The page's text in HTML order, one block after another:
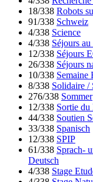
18/338 Robots
91/338 Schweiz
4/338 Science
4/338 Séjours
12/338 Séjours
26/338 Séjours
10/338 Semaine
8/338 Solidaire /
276/338 Sommer
12/338 Sortie du
44/338 Soutien
33/338 Spanisch
12/338 SPIP
61/338 Sprach-
Deutsch
4/338 Stage